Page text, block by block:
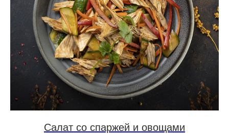
Салат со спаржей и овощами